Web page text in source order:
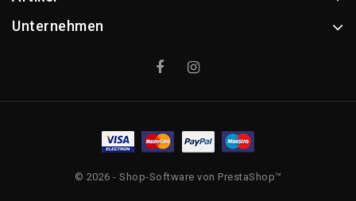
Unternehmen
© 2026 - Shop-Software von PrestaShop™